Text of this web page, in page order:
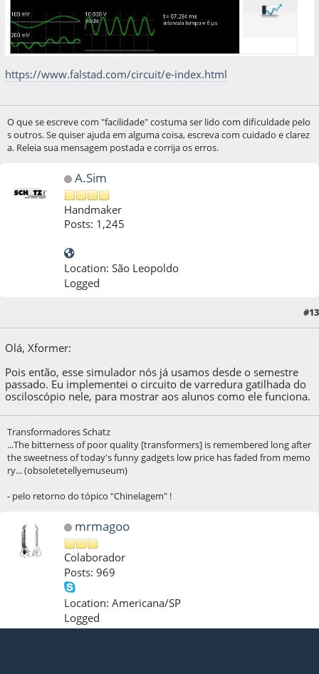
https://www.falstad.com/circuit/e-index.html
O que se escreve com "facilidade" costuma ser lido com dificuldade pelo
s outros. Se quiser ajuda em alguma coisa, escreva com cuidado e clarez
a. Releia sua mensagem postada e corrija os erros.
A.Sim
Handmaker
Posts: 1,245
Location: São Leopoldo
Logged
#13
Olá, Xformer:
Pois então, esse simulador nós já usamos desde o semestre
passado. Eu implementei o circuito de varredura gatilhada do
osciloscópio nele, para mostrar aos alunos como ele funciona.
Transformadores Schatz
...The bitterness of poor quality [transformers] is remembered long after
the sweetness of today's funny gadgets low price has faded from memo
ry... (obsoletetellyemuseum)
- pelo retorno do tópico "Chinelagem" !
mrmagoo
Colaborador
Posts: 969
Location: Americana/SP
Logged